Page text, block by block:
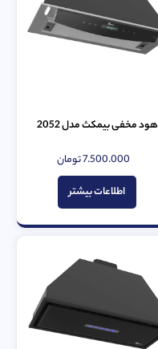
هود مخفی بیمکث مدل 2052
امتیاز
0
از
5
7.500.000تومان
اطلاعات بیشتر